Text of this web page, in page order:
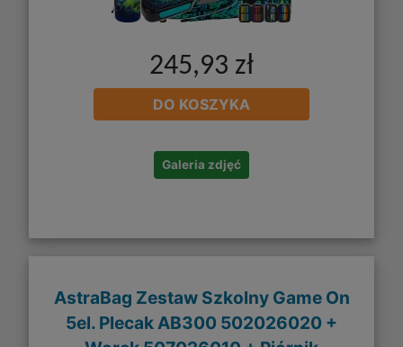
245,93 zł
DO KOSZYKA
Galeria zdjęć
AstraBag Zestaw Szkolny Game On
5el. Plecak AB300 502026020 +